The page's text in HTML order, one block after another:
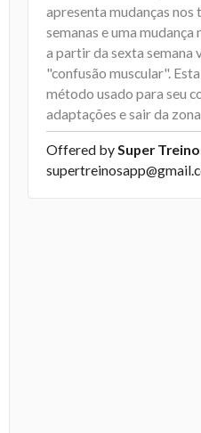
apresenta mudanças nos
semanas e uma
a partir da sexta semana
"confusão muscular".
método usado para seu
adaptações e sair da
Offered bySuper